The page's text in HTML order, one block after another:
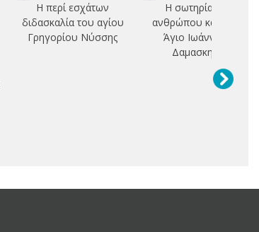
Η περί εσχάτων
διδασκαλία του αγίου
Γρηγορίου Νύσσης
Η σωτηρία του
ανθρώπου κατά τον
Άγιο Ιωάννη το
Δαμασκηνό